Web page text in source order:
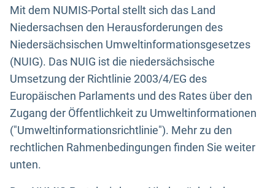
Mit dem NUMIS-Portal stellt sich das Land
Niedersachsen den Herausforderungen des
Niedersächsischen Umweltinformationsgesetzes
(NUIG). Das NUIG ist die niedersächsische
Umsetzung der Richtlinie 2003/4/EG des
Europäischen Parlaments und des Rates über den
Zugang der Öffentlichkeit zu Umweltinformationen
("Umweltinformationsrichtlinie"). Mehr zu den
rechtlichen Rahmenbedingungen finden Sie weiter
unten.